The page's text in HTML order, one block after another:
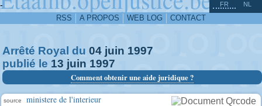
-
RSS A PROPOS WEB LOG CONTACT
FR NL
Arrêté Royal du 04 juin 1997
publié le 13 juin 1997
Comment obtenir une aide juridique ?
source ministere de l'interieur
^